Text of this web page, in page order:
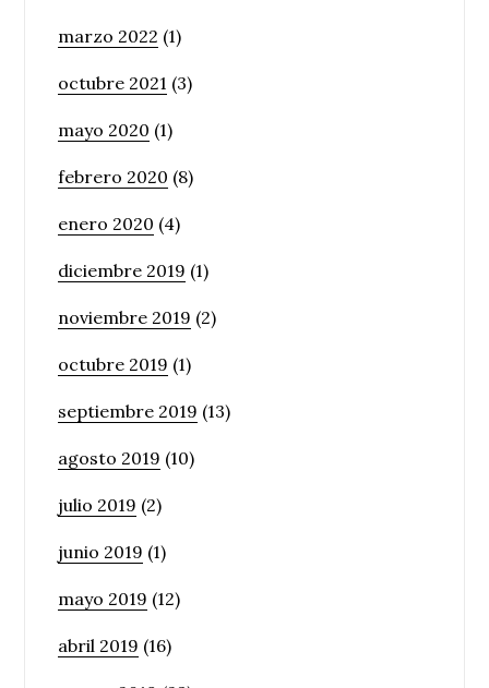
marzo 2022 (1)
octubre 2021 (3)
mayo 2020 (1)
febrero 2020 (8)
enero 2020 (4)
diciembre 2019 (1)
noviembre 2019 (2)
octubre 2019 (1)
septiembre 2019 (13)
agosto 2019 (10)
julio 2019 (2)
junio 2019 (1)
mayo 2019 (12)
abril 2019 (16)